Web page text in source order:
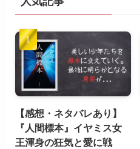
【感想・ネタバレあり】
『人間標本』イヤミス女
王渾身の狂気と愛に戦